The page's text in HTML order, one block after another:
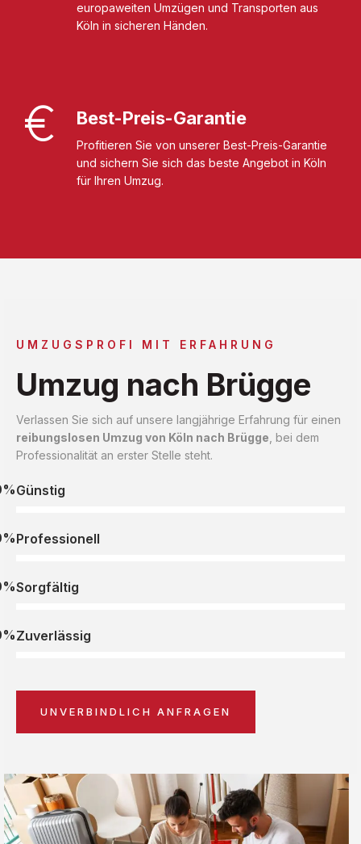
europaweiten Umzügen und Transporten aus
Köln in sicheren Händen.
Best-Preis-Garantie
Profitieren Sie von unserer Best-Preis-Garantie
und sichern Sie sich das beste Angebot in Köln
für Ihren Umzug.
UMZUGSPROFI MIT ERFAHRUNG
Umzug nach Brügge
Verlassen Sie sich auf unsere langjährige Erfahrung für einen
reibungslosen Umzug von Köln nach Brügge , bei dem
Professionalität an erster Stelle steht.
Günstig
Professionell
Sorgfältig
Zuverlässig
UNVERBINDLICH ANFRAGEN